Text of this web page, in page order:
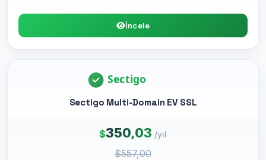
İncele
Sectigo Multi-Domain EV SSL
$350,03 /yıl
$557,00